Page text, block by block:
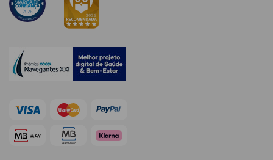
Coffrets de
Homem